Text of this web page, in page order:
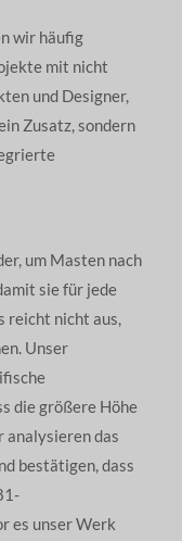
wir häufig
mit nicht
und Designer,
Zusatz, sondern
um Masten nach
sie für jede
reicht nicht aus,
Unser
die größere Höhe
das
bestätigen, dass
es unser Werk